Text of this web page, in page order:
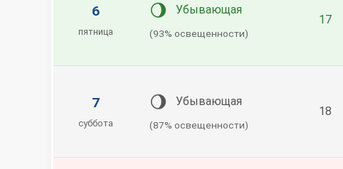
6
пятница
🌖 Убывающая
(93% освещенности)
17
7
суббота
🌖 Убывающая
(87% освещенности)
18